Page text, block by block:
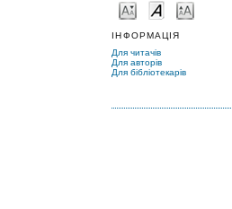
ІНФОРМАЦІЯ
Для читачів
Для авторів
Для бібліотекарів